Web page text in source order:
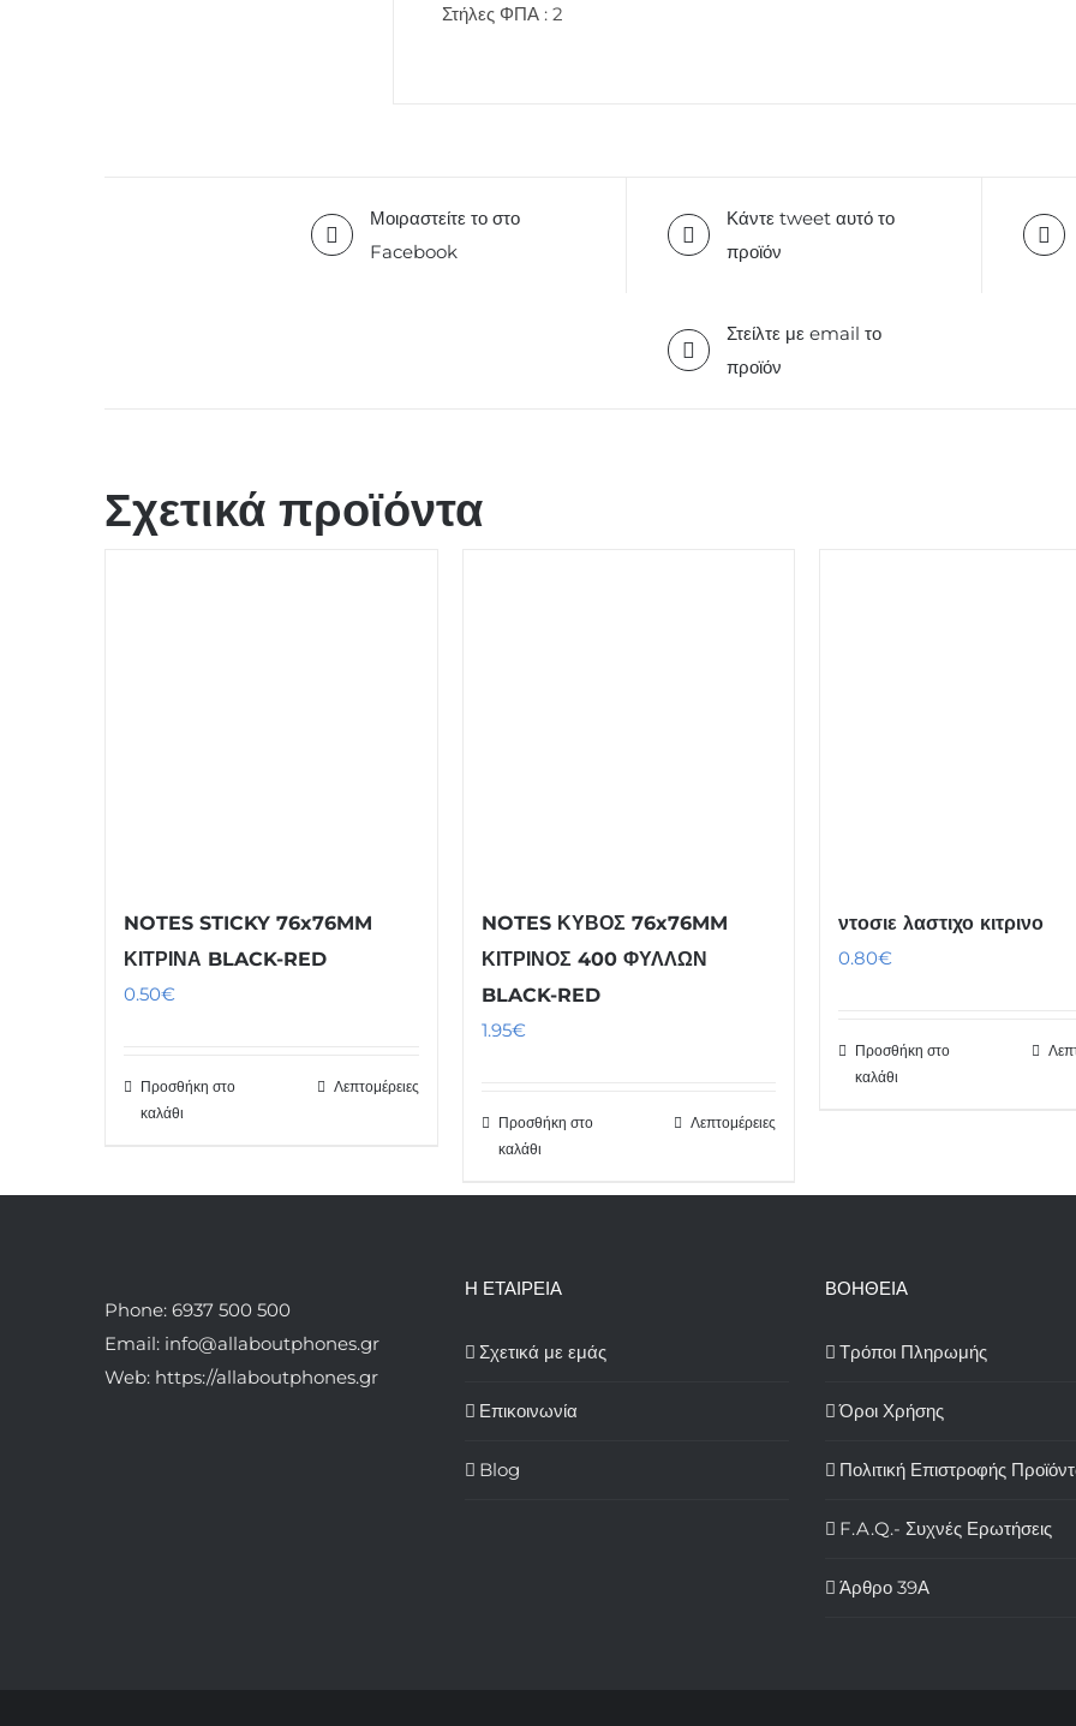
Στήλες ΦΠΑ : 2
Μοιραστείτε το στο
Facebook
Κάντε tweet αυτό το
προϊόν
Στείλτε με email το
προϊόν
Σχετικά προϊόντα
NOTES STICKY 76x76MM
ΚΙΤΡΙΝΑ BLACK-RED
0.50€
Προσθήκη στο
καλάθι
Λεπτομέρειες
NOTES ΚΥΒΟΣ 76x76MM
ΚΙΤΡΙΝΟΣ 400 ΦΥΛΛΩΝ
BLACK-RED
1.95€
Προσθήκη στο
καλάθι
Λεπτομέρειες
ντοσιε λαστιχο κιτρινο
0.80€
Προσθήκη στο
καλάθι
Phone: 6937 500 500
Email: info@allaboutphones.gr
Web: https://allaboutphones.gr
Η ΕΤΑΙΡΕΙΑ
Σχετικά με εμάς
Επικοινωνία
Blog
ΒΟΗΘΕΙΑ
Τρόποι Πληρωμής
Όροι Χρήσης
Πολιτική Επιστροφής
F.A.Q.- Συχνές Ερωτήσεις
Άρθρο 39Α